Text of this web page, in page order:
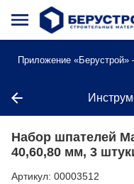
Приложение «Берустрой»
Набор шпателей
40,60,80 мм, 3
Артикул: 00003512